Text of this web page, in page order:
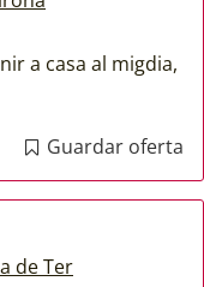
a casa al migdia,
Guardar oferta
de Ter